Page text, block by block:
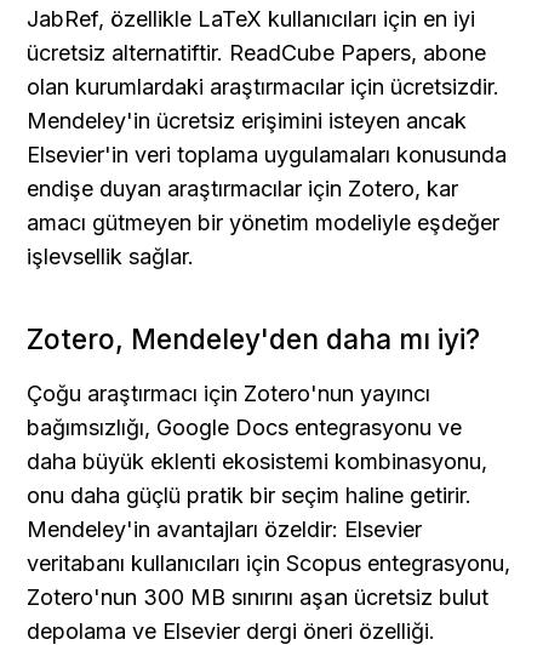
JabRef, özellikle LaTeX kullanıcıları için en iyi
ücretsiz alternatiftir. ReadCube Papers, abone
olan kurumlardaki araştırmacılar için ücretsizdir.
Mendeley'in ücretsiz erişimini isteyen ancak
Elsevier'in veri toplama uygulamaları konusunda
endişe duyan araştırmacılar için Zotero, kar
amacı gütmeyen bir yönetim modeliyle eşdeğer
işlevsellik sağlar.
Zotero, Mendeley'den daha mı iyi?
Çoğu araştırmacı için Zotero'nun yayıncı
bağımsızlığı, Google Docs entegrasyonu ve
daha büyük eklenti ekosistemi kombinasyonu,
onu daha güçlü pratik bir seçim haline getirir.
Mendeley'in avantajları özeldir: Elsevier
veritabanı kullanıcıları için Scopus entegrasyonu,
Zotero'nun 300 MB sınırını aşan ücretsiz bulut
depolama ve Elsevier dergi öneri özelliği.